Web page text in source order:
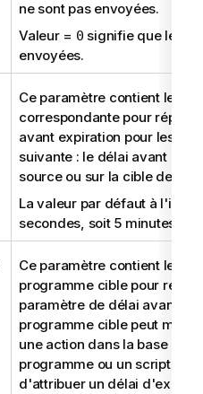
i
o
s
ne sont pas envoyées.
Valeur = 0 signifie que les
envoyées.
Ce paramètre contient le
correspondante pour
avant expiration pour les
suivante : le délai avant
source ou sur la cible de
La valeur par défaut à
secondes, soit 5 minutes.
Ce paramètre contient le
programme cible pour
paramètre de délai avant
programme cible peut
une action dans la base
programme ou un script. Ce
d'attribuer un délai